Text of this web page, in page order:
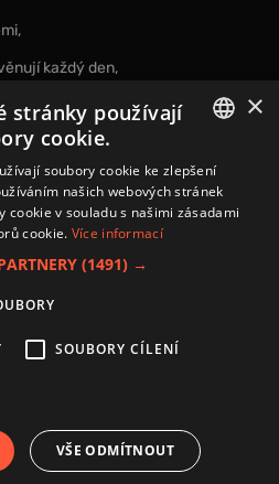
každý den,
svůj souhlas spodmínkami
CZECH
×
stránky používají
cookie.
soubory cookie ke zlepšení
našich webových stránek
cookie v souladu s našimi zásadami
cookie. Více informací
(1491) →
SOUBORY CÍLENÍ
VŠE ODMÍTNOUT